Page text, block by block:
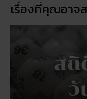
เรื่องที่คุณอาจ